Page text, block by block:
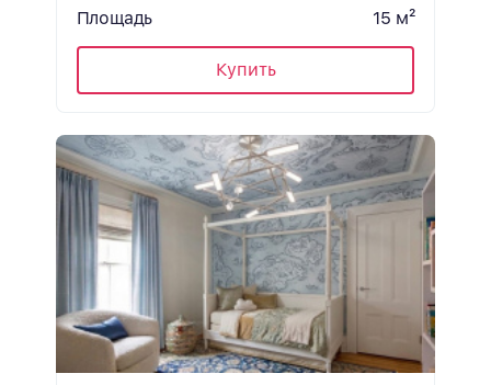
Площадь
15 м²
Купить